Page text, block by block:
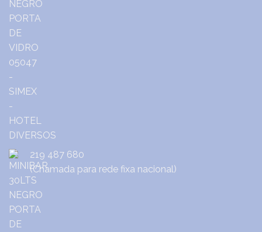
219 487 680
(Chamada para rede fixa nacional)